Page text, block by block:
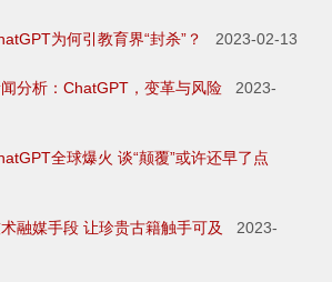
为何引教育界“封杀”？ 2023-02-13
分析：ChatGPT，变革与风险 2023-
全球爆火 谈“颠覆”或许还早了点
融媒手段 让珍贵古籍触手可及
2023-